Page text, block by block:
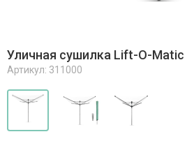
Уличная сушилка Lift-O-Matic
Артикул: 311000